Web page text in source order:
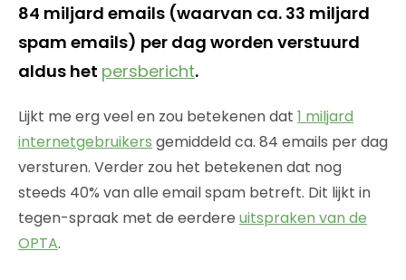
84 miljard emails (waarvan ca. 33 miljard
spam emails) per dag worden verstuurd
aldus het persbericht.
Lijkt me erg veel en zou betekenen dat 1 miljard
internetgebruikers gemiddeld ca. 84 emails per dag
versturen. Verder zou het betekenen dat nog
steeds 40% van alle email spam betreft. Dit lijkt in
tegen-spraak met de eerdere uitspraken van de
OPTA.